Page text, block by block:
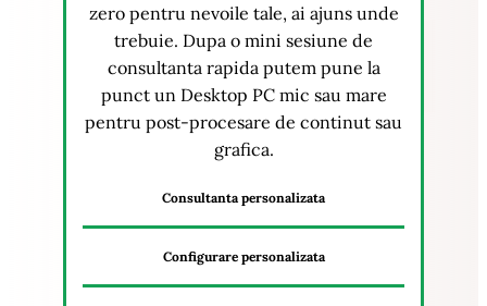
zero pentru nevoile tale, ai ajuns unde
trebuie. Dupa o mini sesiune de
consultanta rapida putem pune la
punct un Desktop PC mic sau mare
pentru post-procesare de continut sau
grafica.
Consultanta personalizata
Configurare personalizata